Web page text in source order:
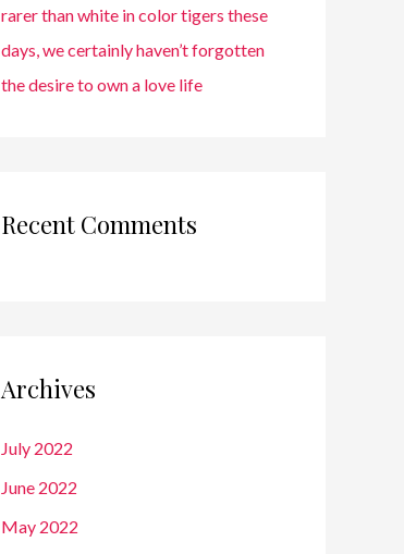
rarer than white in color tigers these
days, we certainly haven’t forgotten
the desire to own a love life
Recent Comments
Archives
July 2022
June 2022
May 2022